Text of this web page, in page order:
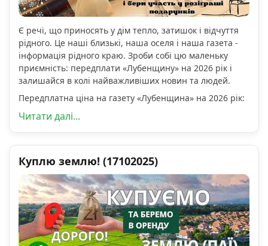
Є речі, що приносять у дім тепло, затишок і відчуття
рідного. Це наші близькі, наша оселя і наша газета -
інформація рідного краю. Зроби собі цю маленьку
приємність: передплати «Лубенщину» на 2026 рік і
залишайся в колі найважливіших новин та людей.
Передплатна ціна на газету «Лубенщина» на 2026 рік:
Читати далі...
Куплю землю! (17102025)